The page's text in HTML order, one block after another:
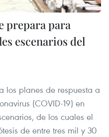
prepara para
escenarios del
los planes de respuesta a
(COVID-19) en
de los cuales el
de entre tres mil y 30